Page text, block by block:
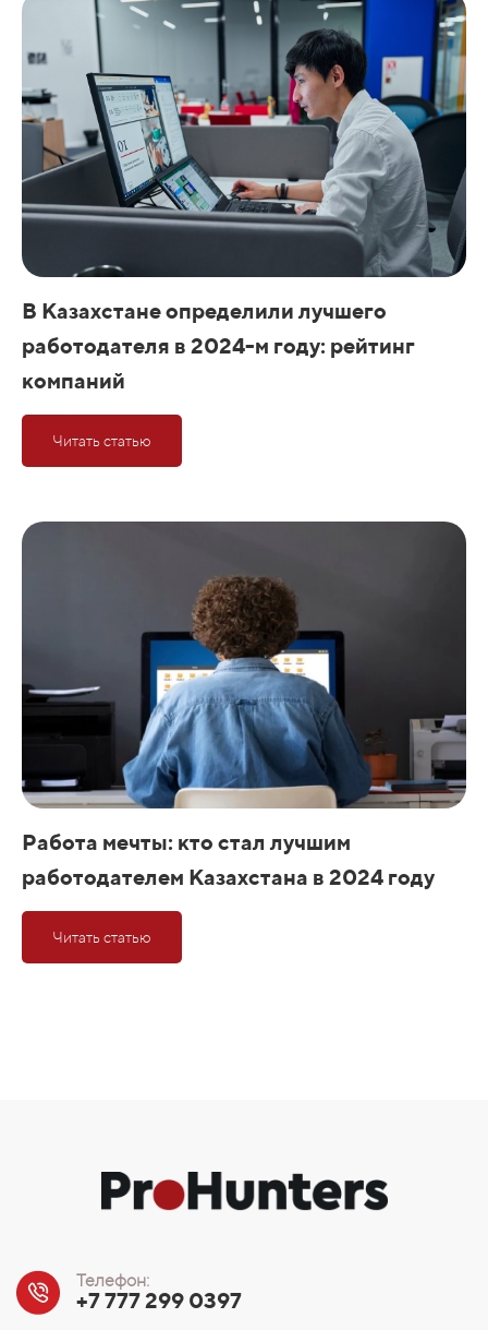
В Казахстане определили лучшего
работодателя в 2024-м году: рейтинг
компаний
Читать статью
Работа мечты: кто стал лучшим
работодателем Казахстана в 2024 году
Читать статью
Телефон:
+7 777 299 0397